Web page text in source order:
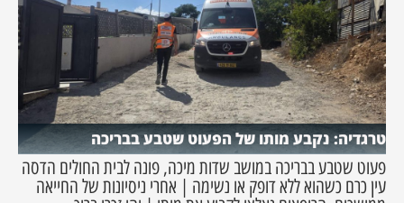
טרגדיה: נקבע מותו של הפעוט שטבע בבריכה
פעוט שטבע בבריכה במושב שדות מיכה, פונה לבית החולים הדסה
עין כרם כשהוא ללא דופק או נשימה | אחרי ניסיונות של החייאה